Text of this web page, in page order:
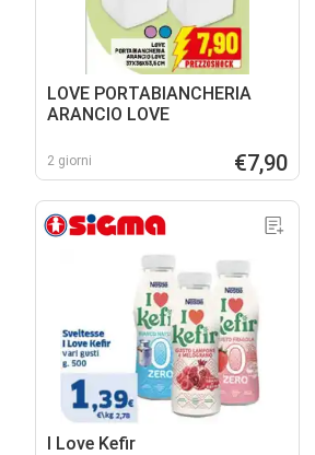
LOVE PORTABIANCHERIA
ARANCIO LOVE
2 giorni €7,90
I Love Kefir